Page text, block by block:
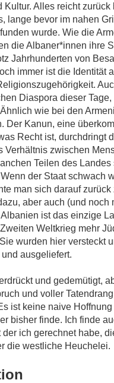
Kultur. Alles reicht zurück
lange bevor im nahen
wurde. Wie die
die Albaner*innen ihre
Jahrhunderten von
immer ist die Identität
Diaspora dieser
wie bei den
Der Kanun, eine
Recht ist, durchdringt
Verhältnis zwischen
Teilen des Landes
der Staat schwach
man sich darauf
aber auch (und noch
ist das einzige
Weltkrieg mehr
wurden hier versteckt
ausgeliefert.
und gedemütigt,
und voller
ist keine naive Hoffnung
bisher finde. Ich finde
der ich gerechnet habe,
die westliche Heuchelei.